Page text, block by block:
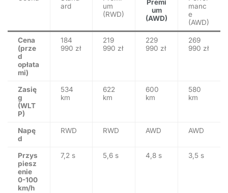
ard
um
(RWD)
Premi
um
(AWD)
manc
e
(AWD)
Cena
(prze
d
opłata
mi)
184
990 zł
219
990 zł
229
990 zł
269
990 zł
Zasię
g
(WLT
P)
534
km
622
km
600
km
580
km
Napę
d
RWD RWD AWD AWD
Przys
piesz
enie
0-100
km/h
7,2 s 5,6 s 4,8 s 3,5 s